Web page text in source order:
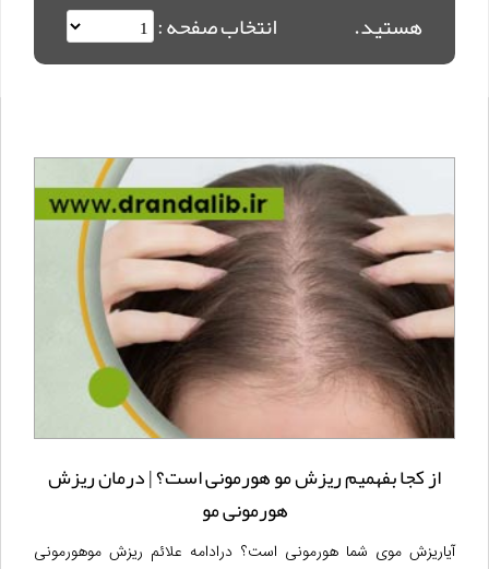
هستید.
انتخاب صفحه :
از کجا بفهمیم ریزش مو هورمونی است؟ | درمان ریزش
هورمونی مو
آیاریزش موی شما هورمونی است؟ درادامه علائم ریزش موهورمونی